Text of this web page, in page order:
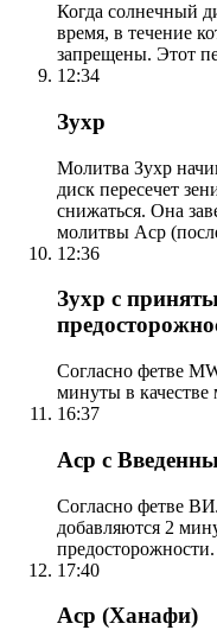
Когда солнечный
время, в течение
запрещены. Этот
12:34
Зухр
Молитва Зухр
диск пересечет
снижаться. Она
молитвы Аср
12:36
Зухр с
Согласно фетве
минуты в
16:37
Аср с
Согласно фетве
добавляются 2
предосторожности.
17:40
Аср (Ханафи)